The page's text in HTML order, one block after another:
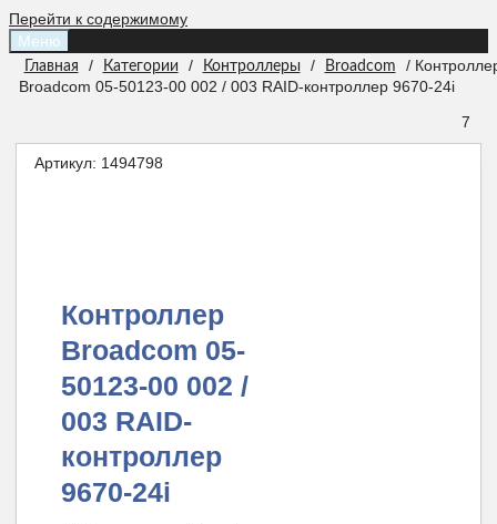
Перейти к содержимому
Меню
Главная / Категории / Контроллеры / Broadcom
/
Broadcom 05-50123-00 002 / 003 RAID-контроллер 9670-24i
7
Артикул: 1494798
Контроллер
Broadcom 05-
50123-00 002 /
003 RAID-
контроллер
9670-24i